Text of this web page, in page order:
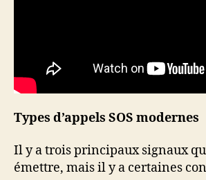
Types d’appels SOS modernes
Il y a trois principaux signaux
émettre, mais il y a certaines